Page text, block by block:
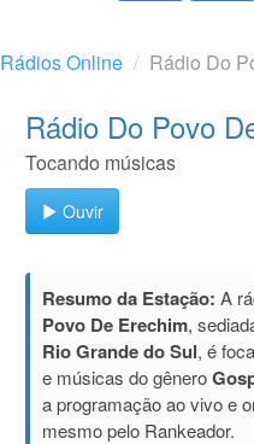
Rádios Online Rádio Do
Rádio Do Povo
Tocando músicas
Ouvir
Resumo da Estação: A
Povo De Erechim,
Rio Grande do Sul, é
e músicas do gênero
a programação ao vivo e
mesmo pelo Rankeador.